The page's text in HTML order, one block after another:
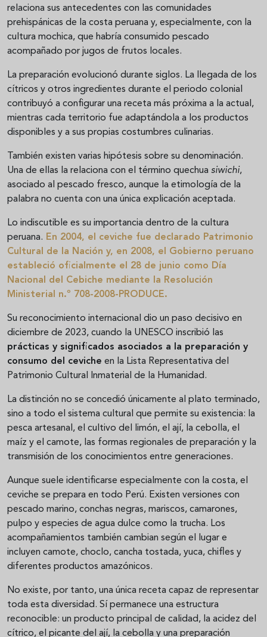
relaciona sus antecedentes con las comunidades
prehispánicas de la costa peruana y, especialmente, con la
cultura mochica, que habría consumido pescado
acompañado por jugos de frutos locales.
La preparación evolucionó durante siglos. La llegada de los
cítricos y otros ingredientes durante el periodo colonial
contribuyó a configurar una receta más próxima a la actual,
mientras cada territorio fue adaptándola a los productos
disponibles y a sus propias costumbres culinarias.
También existen varias hipótesis sobre su denominación.
Una de ellas la relaciona con el término quechua siwichi,
asociado al pescado fresco, aunque la etimología de la
palabra no cuenta con una única explicación aceptada.
Lo indiscutible es su importancia dentro de la cultura
peruana. En 2004, el ceviche fue declarado Patrimonio
Cultural de la Nación y, en 2008, el Gobierno peruano
estableció oficialmente el 28 de junio como Día
Nacional del Cebiche mediante la Resolución
Ministerial n.º 708-2008-PRODUCE.
Su reconocimiento internacional dio un paso decisivo en
diciembre de 2023, cuando la UNESCO inscribió las
prácticas y significados asociados a la preparación y
consumo del ceviche en la Lista Representativa del
Patrimonio Cultural Inmaterial de la Humanidad.
La distinción no se concedió únicamente al plato terminado,
sino a todo el sistema cultural que permite su existencia: la
pesca artesanal, el cultivo del limón, el ají, la cebolla, el
maíz y el camote, las formas regionales de preparación y la
transmisión de los conocimientos entre generaciones.
Aunque suele identificarse especialmente con la costa, el
ceviche se prepara en todo Perú. Existen versiones con
pescado marino, conchas negras, mariscos, camarones,
pulpo y especies de agua dulce como la trucha. Los
acompañamientos también cambian según el lugar e
incluyen camote, choclo, cancha tostada, yuca, chifles y
diferentes productos amazónicos.
No existe, por tanto, una única receta capaz de representar
toda esta diversidad. Sí permanece una estructura
reconocible: un producto principal de calidad, la acidez del
cítrico, el picante del ají, la cebolla y una preparación